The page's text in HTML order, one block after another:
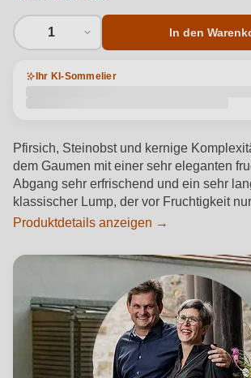
1 In den
Ihr KI-Sommelier
Pfirsich, Steinobst und kernige
dem Gaumen mit einer sehr eleganten
Abgang sehr erfrischend und ein sehr
klassischer Lump, der vor Fruchtigkeit
Produktdetails anzeigen →